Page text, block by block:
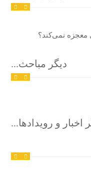
معجزه نمی‌کند؟
دیگر مباحث...
اخبار و رویدادها...